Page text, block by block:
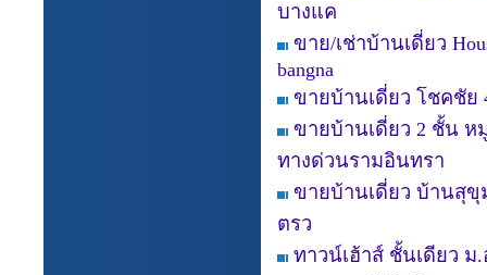
บางแค
ขาย/เช่าบ้านเดี่ยว
bangna
ขายบ้านเดี่ยว โชคชัย
ขายบ้านเดี่ยว 2 ชั้น
ทางด่วนรามอินทรา
ขายบ้านเดี่ยว บ้านสุขุ
ตรว
ทาวน์เฮ้าส์ ชั้นเดียว